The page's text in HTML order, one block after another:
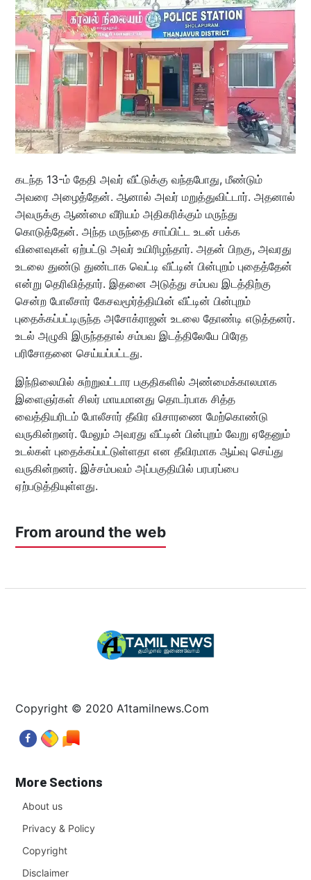
கடந்த 13-ம் தேதி அவர் வீட்டுக்கு வந்தபோது, மீண்டும்
அவரை அழைத்தேன். ஆனால் அவர் மறுத்துவிட்டார். அதனால்
அவருக்கு ஆண்மை வீரியம் அதிகரிக்கும் மருந்து
கொடுத்தேன். அந்த மருந்தை சாப்பிட்ட உடன் பக்க
விளைவுகள் ஏற்பட்டு அவர் உயிரிழந்தார். அதன் பிறகு, அவரது
உடலை துண்டு துண்டாக வெட்டி வீட்டின் பின்புறம் புதைத்தேன்
என்று தெரிவித்தார். இதனை அடுத்து சம்பவ இடத்திற்கு
சென்ற போலீசார் கேசவமூர்த்தியின் வீட்டின் பின்புறம்
புதைக்கப்பட்டிருந்த அசோக்ராஜன் உடலை தோண்டி எடுத்தனர்.
உடல் அழுகி இருந்ததால் சம்பவ இடத்திலேயே பிரேத
பரிசோதனை செய்யப்பட்டது.
இந்நிலையில் சுற்றுவட்டார பகுதிகளில் அண்மைக்காலமாக
இளைஞர்கள் சிலர் மாயமானது தொடர்பாக சித்த
வைத்தியரிடம் போலீசார் தீவிர விசாரணை மேற்கொண்டு
வருகின்றனர். மேலும் அவரது வீட்டின் பின்புறம் வேறு ஏதேனும்
உடல்கள் புதைக்கப்பட்டுள்ளதா என தீவிரமாக ஆய்வு செய்து
வருகின்றனர். இச்சம்பவம் அப்பகுதியில் பரபரப்பை
ஏற்படுத்தியுள்ளது.
From around the web
Copyright © 2020 A1tamilnews.Com
More Sections
About us
Privacy & Policy
Copyright
Disclaimer